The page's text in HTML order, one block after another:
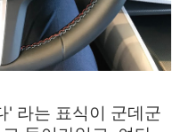
' 라는 표식이 군데군